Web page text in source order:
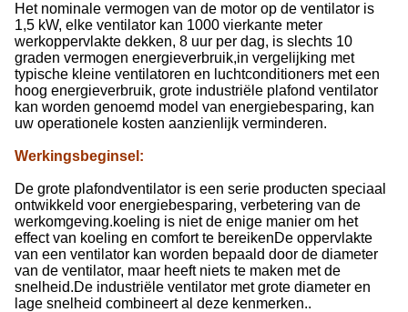
Het nominale vermogen van de motor op de ventilator is
1,5 kW, elke ventilator kan 1000 vierkante meter
werkoppervlakte dekken, 8 uur per dag, is slechts 10
graden vermogen energieverbruik,in vergelijking met
typische kleine ventilatoren en luchtconditioners met een
hoog energieverbruik, grote industriële plafond ventilator
kan worden genoemd model van energiebesparing, kan
uw operationele kosten aanzienlijk verminderen.
Werkingsbeginsel :
De grote plafondventilator is een serie producten speciaal
ontwikkeld voor energiebesparing, verbetering van de
werkomgeving.koeling is niet de enige manier om het
effect van koeling en comfort te bereikenDe oppervlakte
van een ventilator kan worden bepaald door de diameter
van de ventilator, maar heeft niets te maken met de
snelheid.De industriële ventilator met grote diameter en
lage snelheid combineert al deze kenmerken..